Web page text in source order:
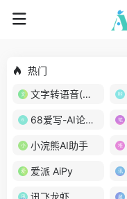
热门
文字转语音(琅琅配音)
68爱写-AI论文写作
小浣熊AI助手
爱派 AiPy
讯飞龙虾